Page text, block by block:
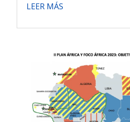
LEER MÁS